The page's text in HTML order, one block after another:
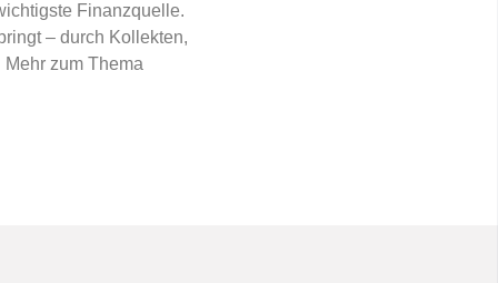
Finanzquelle.
– durch Kollekten,
zum Thema